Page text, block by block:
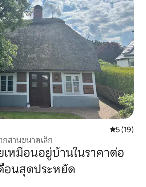
คะแนนเฉลี่
5 (19)
สานขนาดเล็ก
เหมือนอยู่บ้านในราคาต่อ
อนสุดประหยัด